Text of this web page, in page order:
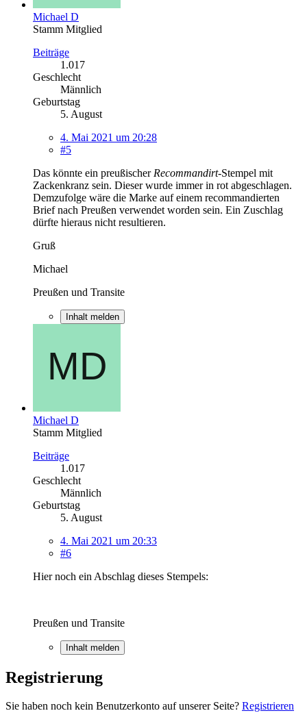
Michael D
Stamm Mitglied
Beiträge
1.017
Geschlecht
Männlich
Geburtstag
5. August
4. Mai 2021 um 20:28
#5
Das könnte ein preußischer Recommandirt-Stempel mit
Zackenkranz sein. Dieser wurde immer in rot abgeschlagen.
Demzufolge wäre die Marke auf einem recommandierten
Brief nach Preußen verwendet worden sein. Ein Zuschlag
dürfte hieraus nicht resultieren.
Gruß
Michael
Preußen und Transite
Inhalt melden
Michael D
Stamm Mitglied
Beiträge
1.017
Geschlecht
Männlich
Geburtstag
5. August
4. Mai 2021 um 20:33
#6
Hier noch ein Abschlag dieses Stempels:
Preußen und Transite
Inhalt melden
Registrierung
Sie haben noch kein Benutzerkonto auf unserer Seite? Registrieren